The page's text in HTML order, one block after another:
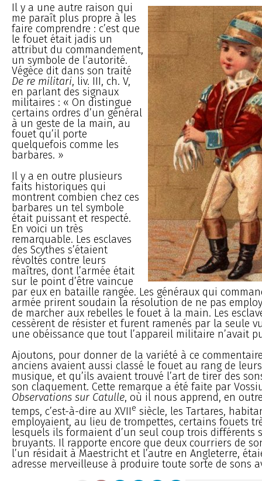
Il y a une autre raison qui
me paraît plus propre à les
faire comprendre : c’est que
le fouet était jadis un
attribut du commandement,
un symbole de l’autorité.
Végèce dit dans son traité
De re militari, liv. III, ch. V,
en parlant des signaux
militaires : « On distingue
certains ordres d’un général
à un geste de la main, au
fouet qu’il porte
quelquefois comme les
barbares. »
Il y a en outre plusieurs
faits historiques qui
montrent combien chez ces
barbares un tel symbole
était puissant et respecté.
En voici un très
remarquable. Les esclaves
des Scythes s’étaient
révoltés contre leurs
maîtres, dont l’armée était
sur le point d’être vaincue
par eux en bataille rangée. Les généraux qui
armée prirent soudain la résolution de ne pas
de marcher aux rebelles le fouet à la main. Les
cessèrent de résister et furent ramenés par la seule
une obéissance que tout l’appareil militaire n’avait
Ajoutons, pour donner de la variété à ce
anciens avaient aussi classé le fouet au rang de
musique, et qu’ils avaient trouvé l’art de tirer des
son claquement. Cette remarque a été faite par
Observations sur Catulle, où il nous apprend, en
temps, c’est-à-dire au XVIIe siècle, les Tartares,
employaient, au lieu de trompettes, certains fouets
lesquels ils formaient d’un seul coup trois différents
bruyants. Il rapporte encore que deux courriers de
l’un résidait à Maestricht et l’autre en Angleterre,
adresse merveilleuse à produire toute sorte de sons